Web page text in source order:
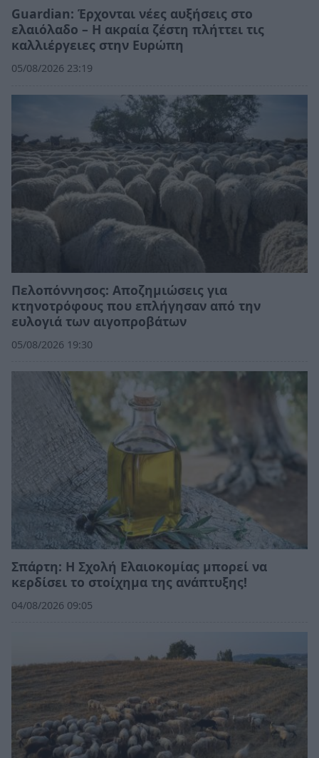
Guardian: Έρχονται νέες αυξήσεις στο
ελαιόλαδο – Η ακραία ζέστη πλήττει τις
καλλιέργειες στην Ευρώπη
05/08/2026 23:19
Πελοπόννησος: Αποζημιώσεις για
κτηνοτρόφους που επλήγησαν από την
ευλογιά των αιγοπροβάτων
05/08/2026 19:30
Σπάρτη: Η Σχολή Ελαιοκομίας μπορεί να
κερδίσει το στοίχημα της ανάπτυξης!
04/08/2026 09:05